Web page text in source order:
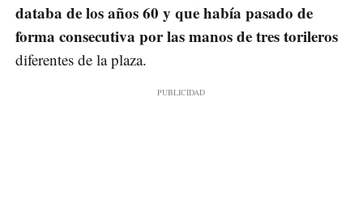
databa de los años 60 y que había pasado de
forma consecutiva por las manos de tres torileros
diferentes de la plaza.